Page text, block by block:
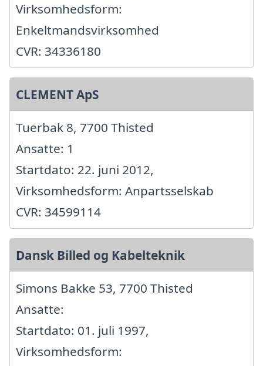
Virksomhedsform:
Enkeltmandsvirksomhed
CVR: 34336180
CLEMENT ApS
Tuerbak 8, 7700 Thisted
Ansatte: 1
Startdato: 22. juni 2012,
Virksomhedsform: Anpartsselskab
CVR: 34599114
Dansk Billed og Kabelteknik
Simons Bakke 53, 7700 Thisted
Ansatte:
Startdato: 01. juli 1997,
Virksomhedsform: